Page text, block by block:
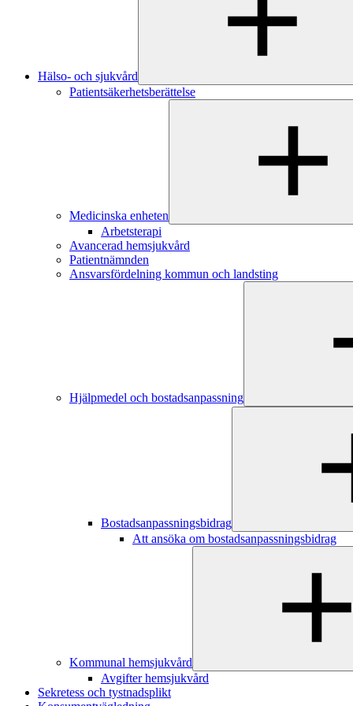
Hälso- och sjukvård
Patientsäkerhetsberättelse
Medicinska enheten
Arbetsterapi
Avancerad hemsjukvård
Patientnämnden
Ansvarsfördelning kommun och landsting
Hjälpmedel och bostadsanpassning
Bostadsanpassningsbidrag
Att ansöka om bostadsanpassningsbidrag
Kommunal hemsjukvård
Avgifter hemsjukvård
Sekretess och tystnadsplikt